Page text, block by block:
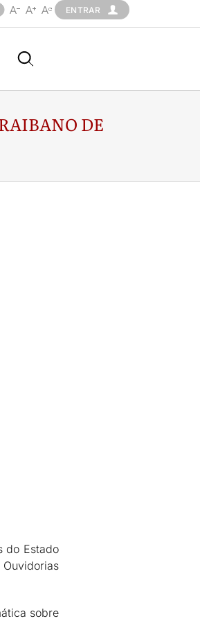
ENTRAR
DE
do Estado
sobre